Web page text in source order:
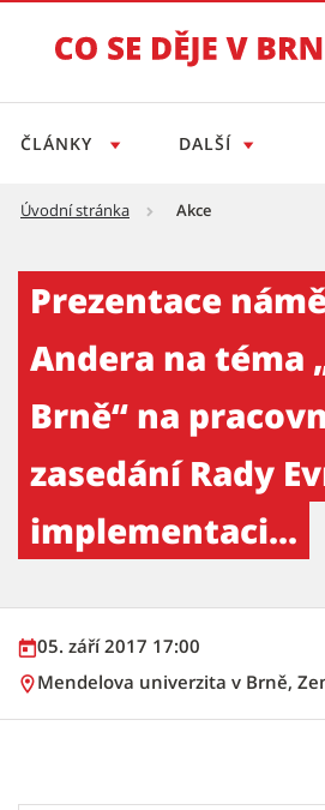
ČLÁNKY DALŠÍ
Úvodní stránka Akce
Prezentace
Andera na téma
Brně“ na
zasedání Rady
implementaci...
05. září 2017 17:00
Mendelova univerzita v Brně,